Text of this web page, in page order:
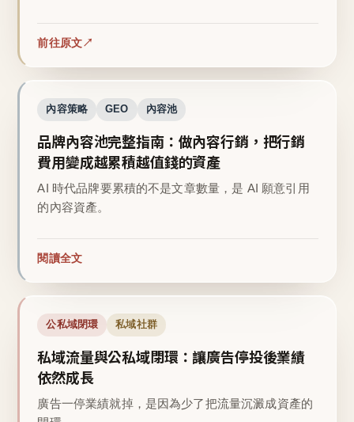
前往原文
內容策略 GEO 內容池
品牌內容池完整指南：做內容行銷，把行銷
費用變成越累積越值錢的資產
AI 時代品牌要累積的不是文章數量，是 AI 願意引用
的內容資產。
閱讀全文
公私域閉環 私域社群
私域流量與公私域閉環：讓廣告停投後業績
依然成長
廣告一停業績就掉，是因為少了把流量沉澱成資產的